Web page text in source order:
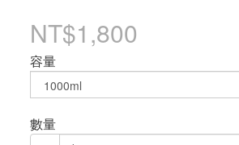
NT$1,800
容量
數量